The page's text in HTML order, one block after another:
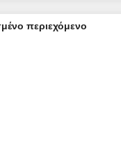
περιεχόμενο